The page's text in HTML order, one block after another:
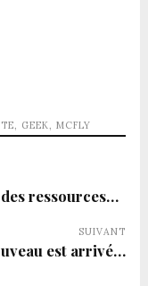
, GEEK, MCFLY
ressources…
SUIVANT
est arrivé…